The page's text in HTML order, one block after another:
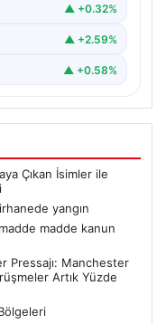
▲ +0.32%
▲ +2.59%
▲ +0.58%
Çıkan İsimler ile
yangın
madde kanun
Pressajı: Manchester
Artık Yüzde